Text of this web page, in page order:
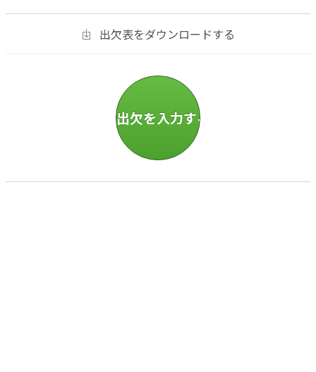
出欠表をダウンロードする